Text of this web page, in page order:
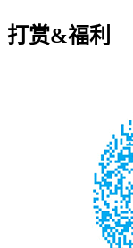
打赏&福利